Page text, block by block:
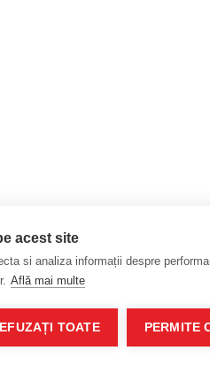
acest site
si analiza informații despre
Află mai multe
TOATE PERMITE